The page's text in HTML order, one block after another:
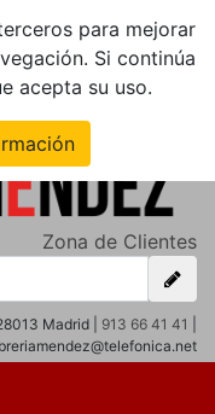
para mejorar
Si continúa
acepta su uso.
Zona de Clientes
Madrid | 913 66 41 41